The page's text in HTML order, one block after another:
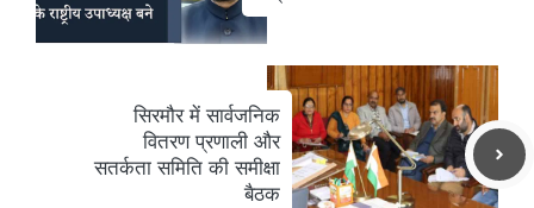
सिरमौर में सार्वजनिक
वितरण प्रणाली और
सतर्कता समिति की समीक्षा
बैठक